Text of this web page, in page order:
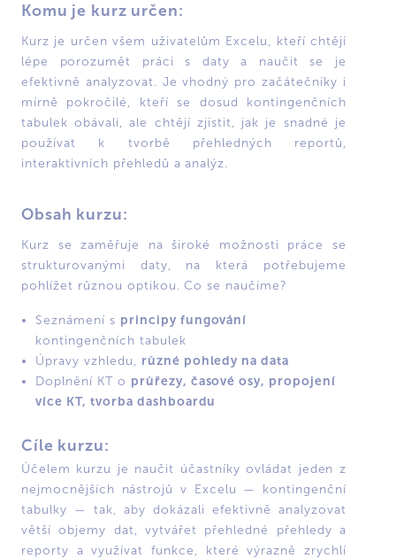
Komu je kurz určen:
Kurz je určen všem uživatelům Excelu, kteří chtějí
lépe porozumět práci s daty a naučit se je
efektivně analyzovat. Je vhodný pro začátečníky i
mírně pokročilé, kteří se dosud kontingenčních
tabulek obávali, ale chtějí zjistit, jak je snadné je
používat k tvorbě přehledných reportů,
interaktivních přehledů a analýz.
Obsah kurzu:
Kurz se zaměřuje na široké možnosti práce se
strukturovanými daty, na která potřebujeme
pohlížet různou optikou. Co se naučíme?
Seznámení s principy fungování
kontingenčních tabulek
Úpravy vzhledu, různé pohledy na data
Doplnění KT o průřezy, časové osy, propojení
více KT, tvorba dashboardu
Cíle kurzu:
Účelem kurzu je naučit účastníky ovládat jeden z
nejmocnějších nástrojů v Excelu — kontingenční
tabulky — tak, aby dokázali efektivně analyzovat
větší objemy dat, vytvářet přehledné přehledy a
reporty a využívat funkce, které výrazně zrychlí